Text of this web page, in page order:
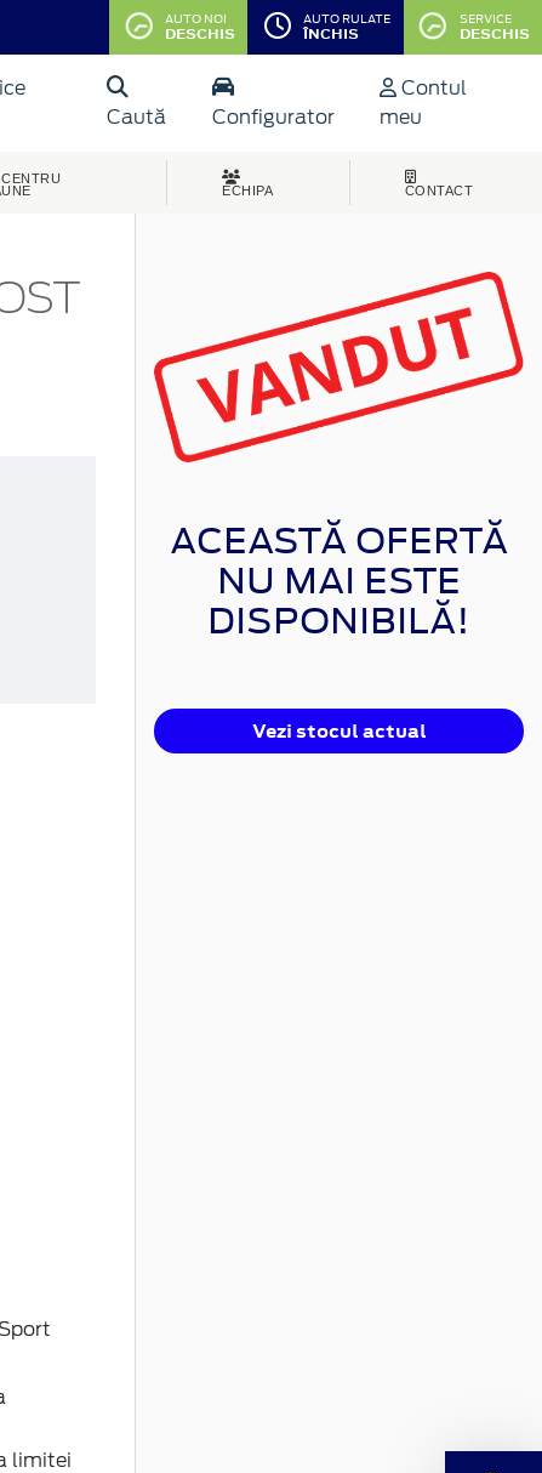
AUTO NOI
DESCHIS
AUTO RULATE
ÎNCHIS
SERVICE
DESCHIS
Caută Configurator
Contul
meu
CENTRU
ECHIPA CONTACT
limitei
ACEASTĂ OFERTĂ
NU MAI ESTE
DISPONIBILĂ!
Vezi stocul actual